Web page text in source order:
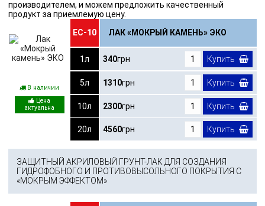
производителем, и можем предложить качественный
продукт за приемлемую цену.
В наличии
ЕС-10 ЛАК «МОКРЫЙ КАМЕНЬ» ЭКО
1л 340грн Купить
5л 1310грн Купить
10л 2300грн Купить
20л 4560грн Купить
ЗАЩИТНЫЙ АКРИЛОВЫЙ ГРУНТ-ЛАК ДЛЯ СОЗДАНИЯ
ГИДРОФОБНОГО И ПРОТИВОВЫСОЛЬНОГО ПОКРЫТИЯ С
«МОКРЫМ ЭФФЕКТОМ»